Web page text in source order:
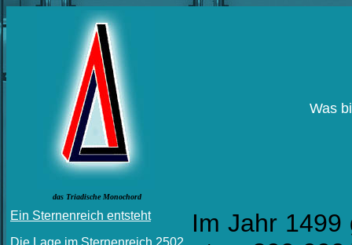
das Triadische Monochord
Was
Ein Sternenreich entsteht
Die Lage im Sternenreich 2502
Im Jahr 1499